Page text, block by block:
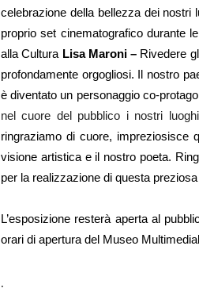
celebrazione della bellezza dei nostri
proprio set cinematografico durante
alla Cultura Lisa Maroni – Rivedere
profondamente orgogliosi. Il nostro
è diventato un personaggio co-
nel cuore del pubblico i nostri
ringraziamo di cuore, impreziosisce
visione artistica e il nostro poeta.
per la realizzazione di questa
L’esposizione resterà aperta al
orari di apertura del Museo
.